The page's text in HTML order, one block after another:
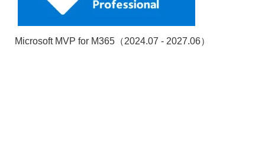
Microsoft MVP for M365（2024.07 - 2027.06）